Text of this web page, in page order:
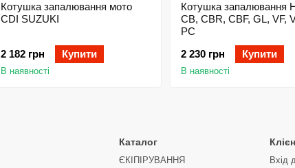
Котушка запалювання мото
CDI SUZUKI
2 182 грн Купити
В наявності
Котушка запалювання
CB, CBR, CBF, GL, VF,
PC
2 230 грн
Купити
В наявності
Каталог
ЄКІПІРУВАННЯ
Вхід